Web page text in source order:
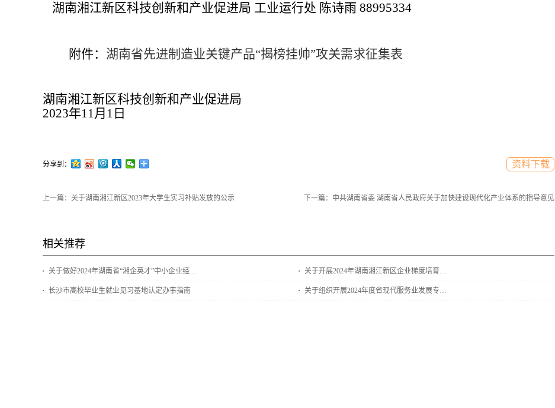
湖南湘江新区科技创新和产业促进局 工业运行处 陈诗雨 88995334
附件： 湖南省先进制造业关键产品“揭榜挂帅”攻关需求征集表
湖南湘江新区科技创新和产业促进局
2023年11月 1 日
分享到： 资料下载
上一篇： 关于湖南湘江新区2023年大学生实习补贴发放的公示 下一篇： 中共湖南省委 湖南省人民政府关于加快建设现代化产业体系的指导意见
相关推荐
关于做好2024年湖南省“湘企英才”中小企业经营管理人员专题培训的通知 关于开展2024年湖南湘江新区企业梯度培育计划（雏鹰企业）申报工作的通知
长沙市高校毕业生就业见习基地认定办事指南 关于组织开展2024年度省现代服务业发展专项资金项目申报工作的通知